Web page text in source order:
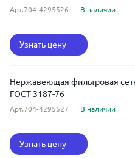
Арт.704-4295526 В наличии
Узнать цену
Нержавеющая фильтровая
ГОСТ 3187-76
Арт.704-4295527 В наличии
Узнать цену